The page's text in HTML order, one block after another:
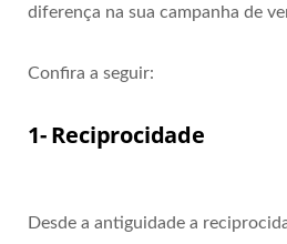
diferença na sua campanha de
Confira a seguir:
1- Reciprocidade
Desde a antiguidade a